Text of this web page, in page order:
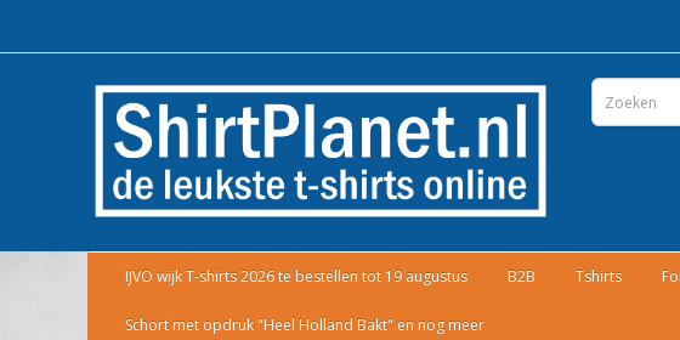
IJVO wijk T-shirts 2026 te bestellen tot 19 augustus B2B Tshirts
Schort met opdruk "Heel Holland Bakt" en nog meer